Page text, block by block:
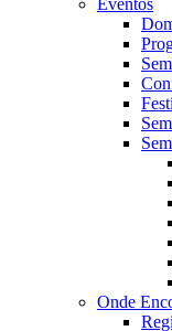
Eventos
Onde